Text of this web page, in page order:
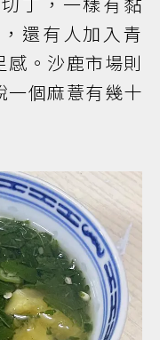
還有人加入青
。沙鹿市場則
一個麻薏有幾十